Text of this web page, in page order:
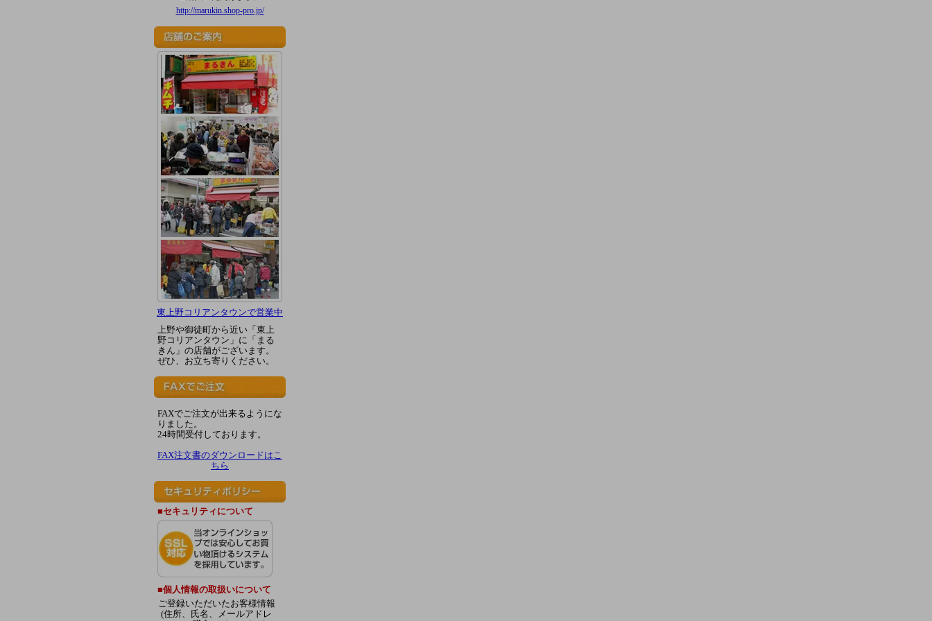
http://marukin.shop-pro.jp/
東上野コリアンタウンで営業中
上野や御徒町から近い「東上
野コリアンタウン」に「まる
きん」の店舗がございます。
ぜひ、お立ち寄りください。
FAXでご注文が出来るようにな
りました。
24時間受付しております。
FAX注文書のダウンロードはこ
ちら
■セキュリティについて
■個人情報の取扱いについて
ご登録いただいたお客様情報
(住所、氏名、メールアドレ